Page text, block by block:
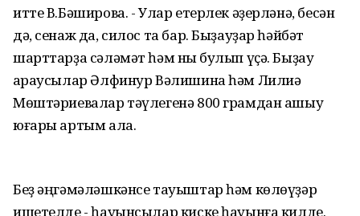
итте В.Бәширова. - Улар етерлек әҙерләнә, бесән
дә, сенаж да, силос та бар. Быҙауҙар һәйбәт
шарттарҙа сәләмәт һәм ныҡ булып үҫә. Быҙау
ҡараусылар Әлфинур Вәлишина һәм Лилиә
Мөштәриевалар тәүлегенә 800 грамдан ашыу
юғары артым ала.
Беҙ әңгәмәләшкәнсе тауыштар һәм көлөүҙәр
ишетелде - һауынсылар киске һауынға килде.